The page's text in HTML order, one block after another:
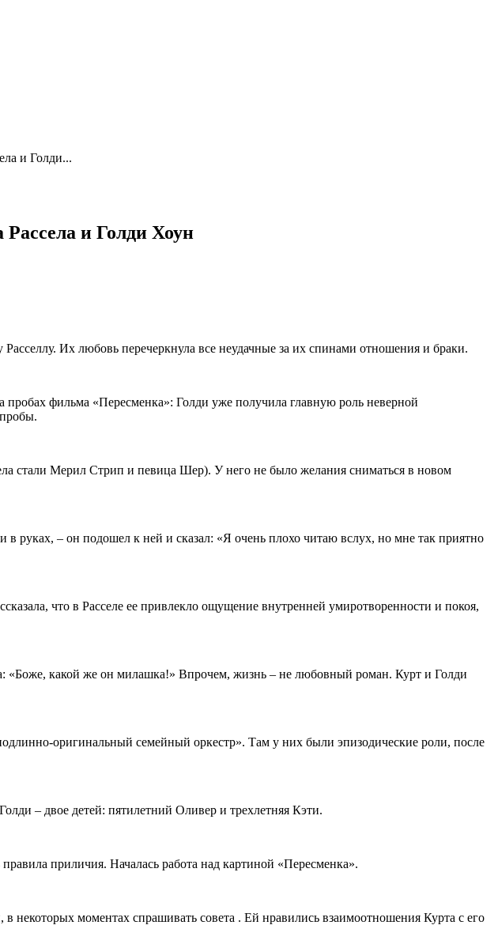
и Голди...
и Голди Хоун
Их любовь перечеркнула все неудачные за их спинами отношения и браки.
фильма «Пересменка»: Голди уже получила главную роль неверной
стали Мерил Стрип и певица Шер). У него не было желания сниматься в новом
руках, – он подошел к ней и сказал: «Я очень плохо читаю вслух, но мне так приятно
что в Расселе ее привлекло ощущение внутренней умиротворенности и покоя,
«Боже, какой же он милашка!» Впрочем, жизнь – не любовный роман. Курт и Голди
оригинальный семейный оркестр». Там у них были эпизодические роли, после
– двое детей: пятилетний Оливер и трехлетняя Кэти.
приличия. Началась работа над картиной «Пересменка».
некоторых моментах спрашивать совета . Ей нравились взаимоотношения Курта с его